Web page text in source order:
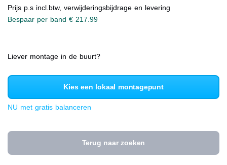
Prijs p.s incl.btw, verwijderingsbijdrage en levering
Bespaar per band € 217.99
Liever montage in de buurt?
Kies een lokaal montagepunt
NU met gratis balanceren
Terug naar zoeken